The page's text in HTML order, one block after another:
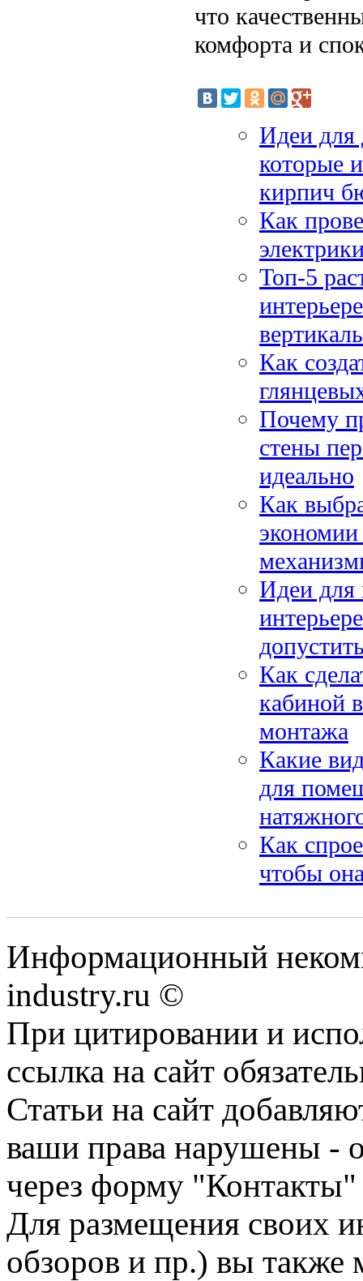
что
комфорта и
Идеи для
которые
кирпич
Как
Топ-5
Как
Почему
стены
идеально
Как
Идеи для
Как
кабиной
монтажа
Какие
для
Как
чтобы
Информационный
industry.ru ©
При цитировании и
ссылка на сайт
Статьи на сайт
ваши права нарушены -
через форму "Контакты"
Для размещения своих
обзоров и пр.) вы также